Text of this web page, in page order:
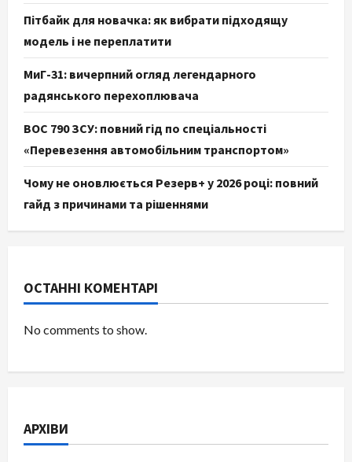
Пітбайк для новачка: як вибрати підходящу
модель і не переплатити
МиГ-31: вичерпний огляд легендарного
радянського перехоплювача
ВОС 790 ЗСУ: повний гід по спеціальності
«Перевезення автомобільним транспортом»
Чому не оновлюється Резерв+ у 2026 році: повний
гайд з причинами та рішеннями
ОСТАННІ КОМЕНТАРІ
No comments to show.
АРХІВИ